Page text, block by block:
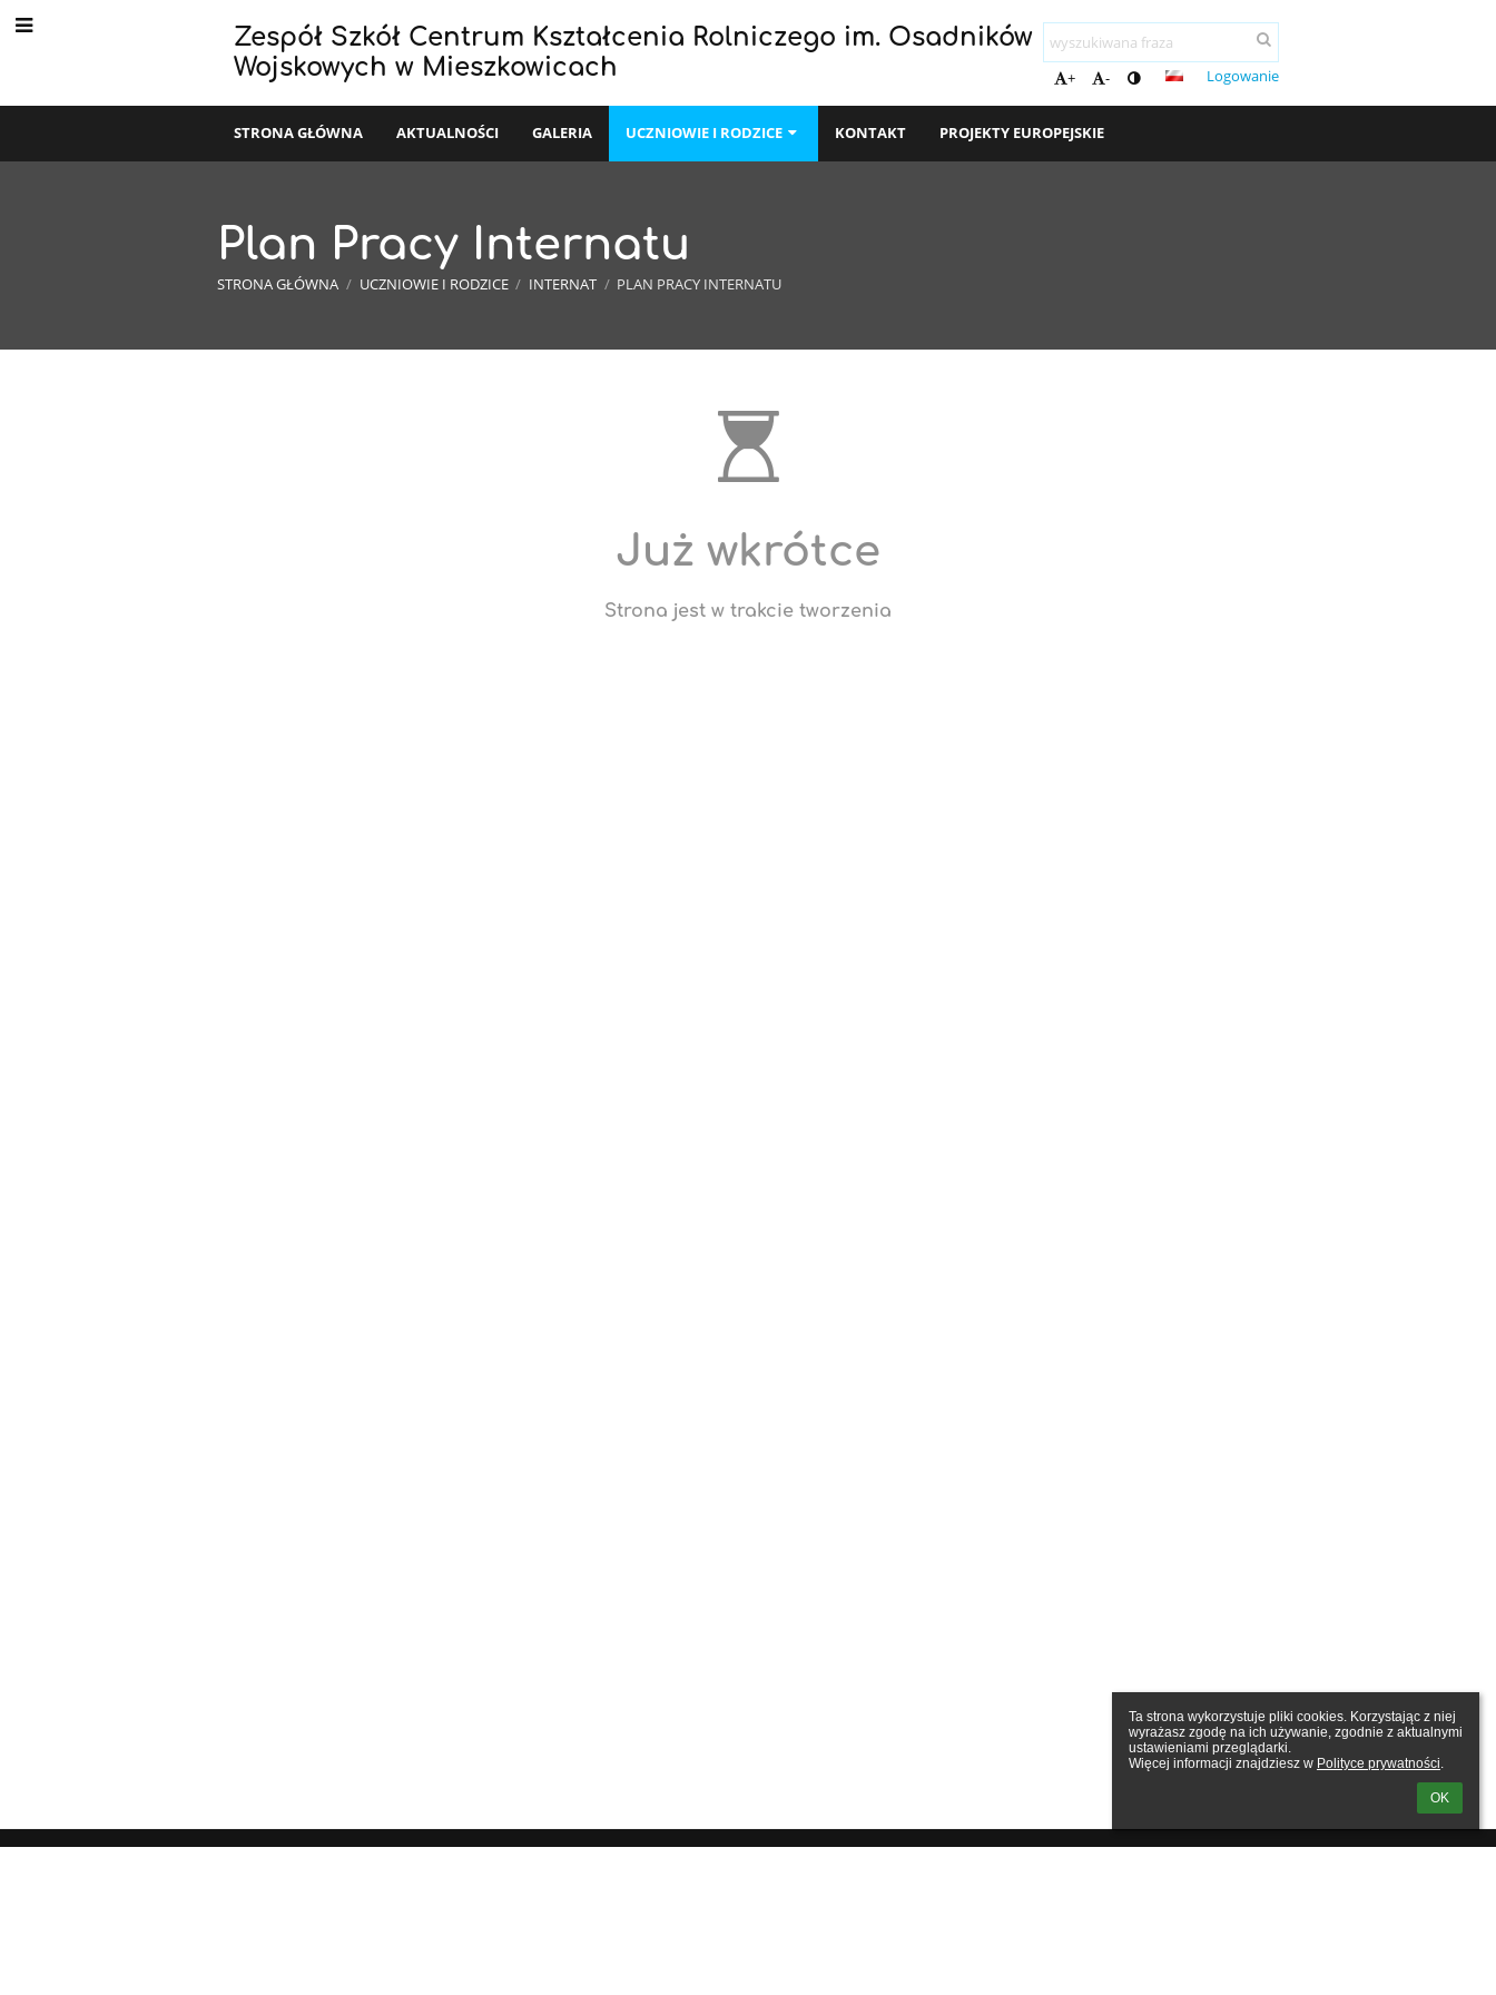
Ta strona wykorzystuje pliki cookies. Korzystając z niej
wyrażasz zgodę na ich używanie, zgodnie z aktualnymi
ustawieniami przeglądarki.
Więcej informacji znajdziesz w Polityce prywatności.
OK
Zespół Szkół Centrum Kształcenia Rolniczego im. Osadników
Wojskowych w Mieszkowicach
+ - Logowanie
STRONA GŁÓWNA AKTUALNOŚCI GALERIA UCZNIOWIE I RODZICE KONTAKT PROJEKTY EUROPEJSKIE
Plan Pracy Internatu
STRONA GŁÓWNA / UCZNIOWIE I RODZICE / INTERNAT / PLAN PRACY INTERNATU
Już wkrótce
Strona jest w trakcie tworzenia